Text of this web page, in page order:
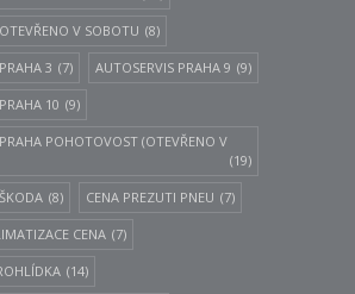
V SOBOTU (8)
3 (7) AUTOSERVIS PRAHA 9 (9)
10 (9)
POHOTOVOST (OTEVŘENO V
(19)
(8) CENA PREZUTI PNEU (7)
CENA (7)
(14)